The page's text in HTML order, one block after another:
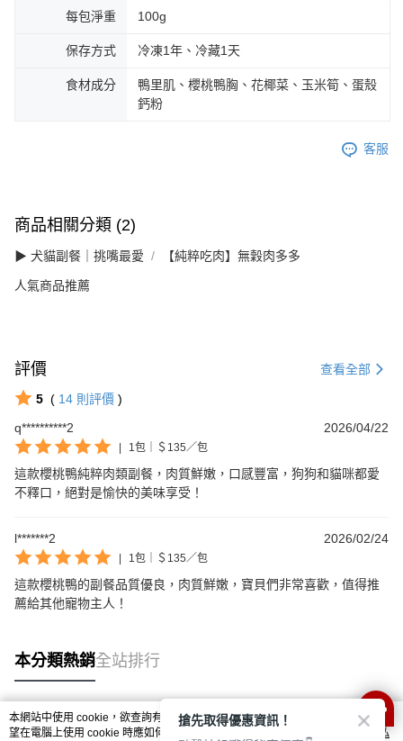
每包淨重 100g
保存方式 冷凍1年、冷藏1天
食材成分
鴨里肌、櫻桃鴨胸、花椰菜、玉米筍、蛋殼
鈣粉
客服
商品相關分類 (2)
▶ 犬貓副餐｜挑嘴最愛 【純粹吃肉】無穀肉多多
人氣商品推薦
評價 查看全部
5 ( 14 則評價 )
q**********2
2026/04/22
| 1包｜＄135／包
這款櫻桃鴨純粹肉類副餐，肉質鮮嫩，口感豐富，狗狗和貓咪都愛
不釋口，絕對是愉快的美味享受！
l*******2 2026/02/24
| 1包｜＄135／包
這款櫻桃鴨的副餐品質優良，肉質鮮嫩，寶貝們非常喜歡，值得推
薦給其他寵物主人！
本分類熱銷全站排行
熱門標籤
本網站中使用 cookie，欲查詢有關本網站使用 cookie 方式之詳情，及若您不希
望在電腦上使用 cookie 時應如何變更電腦的 cookie 設定，請參閱本網站「
隱私
搶先取得優惠資訊！